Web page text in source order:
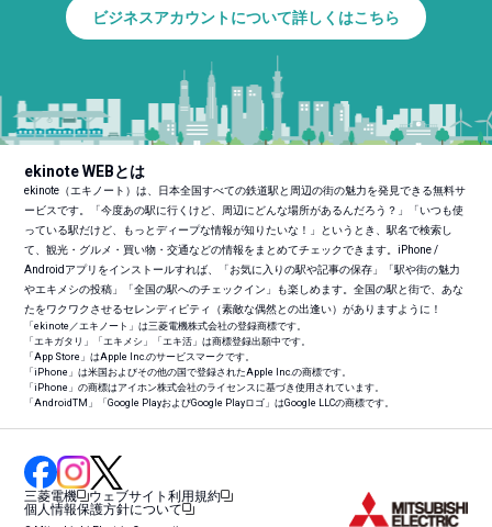
ビジネスアカウントについて詳しくはこちら
ekinote WEBとは
ekinote（エキノート）は、日本全国すべての鉄道駅と周辺の街の魅力を発見できる無料サ
ービスです。「今度あの駅に行くけど、周辺にどんな場所があるんだろう？」「いつも使
っている駅だけど、もっとディープな情報が知りたいな！」というとき、駅名で検索し
て、観光・グルメ・買い物・交通などの情報をまとめてチェックできます。iPhone /
Androidアプリをインストールすれば、「お気に入りの駅や記事の保存」「駅や街の魅力
やエキメシの投稿」「全国の駅へのチェックイン」も楽しめます。全国の駅と街で、あな
たをワクワクさせるセレンディピティ（素敵な偶然との出逢い）がありますように！
「ekinote／エキノート」は三菱電機株式会社の登録商標です。
「エキガタリ」「エキメシ」「エキ活」は商標登録出願中です。
「App Store」はApple Inc.のサービスマークです。
「iPhone」は米国およびその他の国で登録されたApple Inc.の商標です。
「iPhone」の商標はアイホン株式会社のライセンスに基づき使用されています。
「AndroidTM 」「Google PlayおよびGoogle Playロゴ」はGoogle LLCの商標です。
三菱電機
ウェブサイト利用規約
個人情報保護方針について